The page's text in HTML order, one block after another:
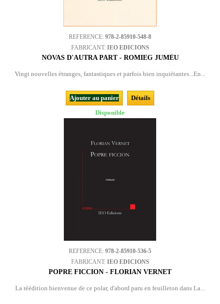
REFERENCE: 978-2-85910-548-8
FABRICANT: IEO EDICIONS
NÒVAS D'AUTRA PART - ROMIEG JUMÈU
Vingt nouvelles étranges, fantastiques et parfois bien inquiétantes...En...
Ajouter au panier
Détails
Disponible
REFERENCE: 978-2-85910-536-5
FABRICANT: IEO EDICIONS
POPRE FICCION - FLORIAN VERNET
La réédition bienvenue de ce polar, d'abord paru en feuilleton dans La...